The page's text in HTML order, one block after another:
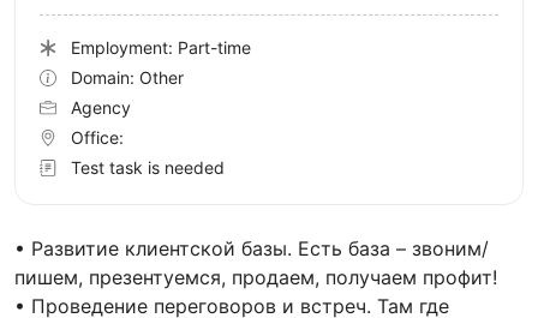
• Развитие клиентской базы. Есть база – звоним/
пишем, презентуемся, продаем, получаем профит!
• Проведение переговоров и встреч. Там где
Employment: Part-time
Domain: Other
Agency
Office:
Test task is needed